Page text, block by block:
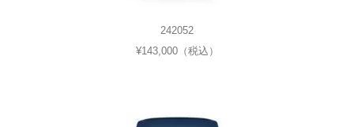
242052
¥143,000（税込）